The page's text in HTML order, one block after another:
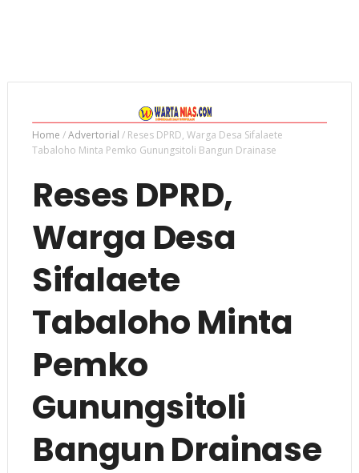
Home /Advertorial / Reses DPRD, Warga Desa Sifalaete
Tabaloho Minta Pemko Gunungsitoli Bangun Drainase
Reses DPRD,
Warga Desa
Sifalaete
Tabaloho Minta
Pemko
Gunungsitoli
Bangun Drainase